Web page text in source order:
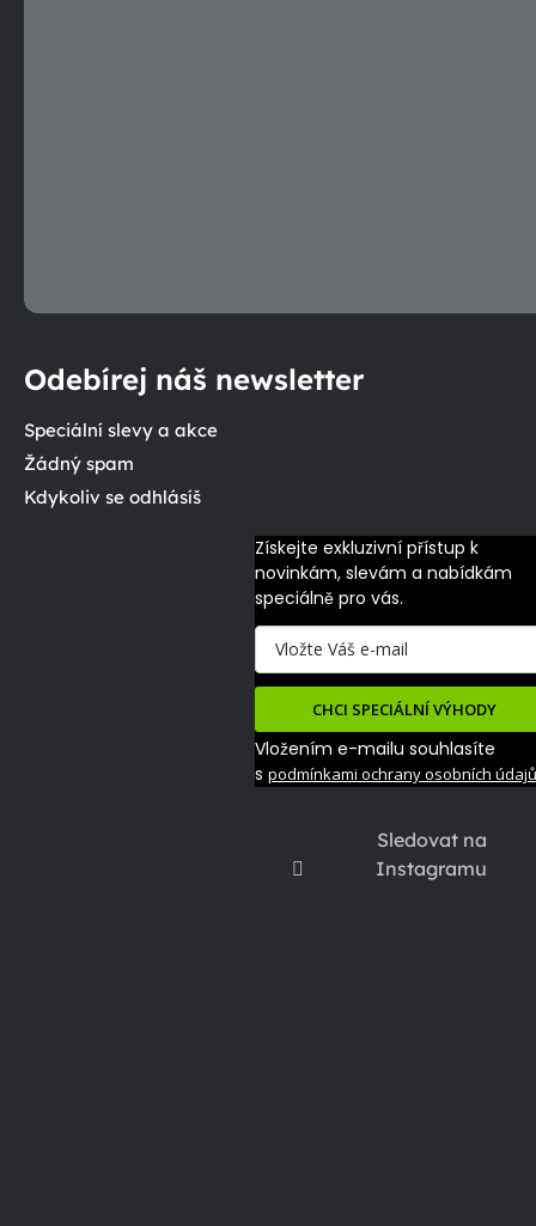
Sledovat na
Instagramu
Odebírej náš newsletter
Speciální slevy a akce
Žádný spam
Kdykoliv se odhlásíš
Získejte exkluzivní přístup k
novinkám, slevám a nabídkám
speciálně pro vás.
CHCI SPECIÁLNÍ VÝHODY
Vložením e-mailu souhlasíte
s podmínkami ochrany osobních údajů